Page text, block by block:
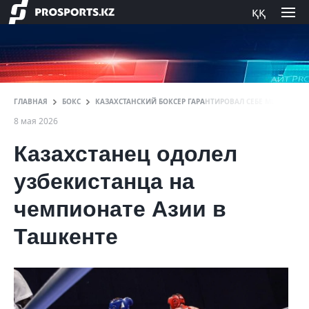
ққ
ГЛАВНАЯ БОКС КАЗАХСТАНСКИЙ БОКСЕР ГАРАНТИРОВАЛ СЕБЕ МЕДАЛЬ
8 мая 2026
Казахстанец одолел
узбекистанца на
чемпионате Азии в
Ташкенте